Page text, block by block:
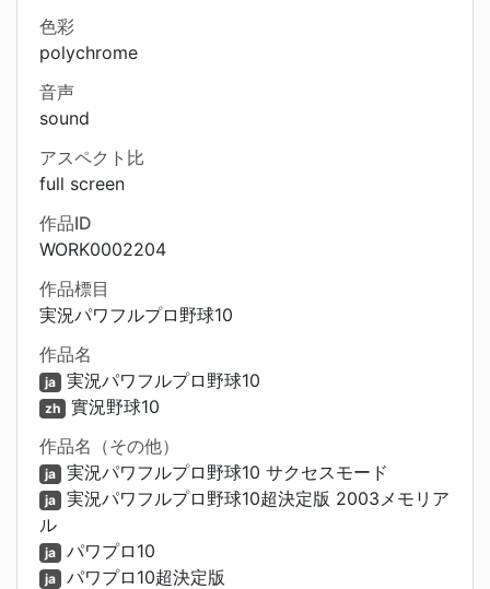
色彩
polychrome
音声
sound
アスペクト比
full screen
作品ID
WORK0002204
作品標目
実況パワフルプロ野球10
作品名
ja 実況パワフルプロ野球10
zh 實況野球10
作品名（その他）
ja 実況パワフルプロ野球10 サクセスモード
ja 実況パワフルプロ野球10超決定版 2003メモリア
ル
ja パワプロ10
ja パワプロ10超決定版